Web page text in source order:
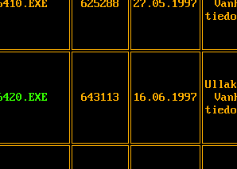
625288 27.05.1997
643113 16.06.1997